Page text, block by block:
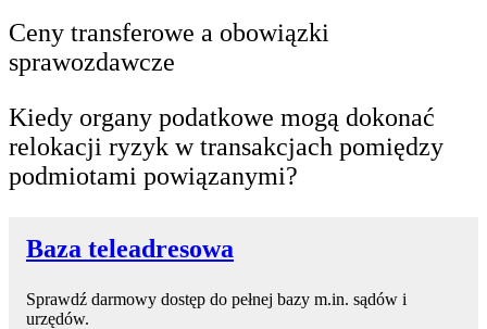
Ceny transferowe a obowiązki
sprawozdawcze
Kiedy organy podatkowe mogą dokonać
relokacji ryzyk w transakcjach pomiędzy
podmiotami powiązanymi?
Baza teleadresowa
Sprawdź darmowy dostęp do pełnej bazy m.in. sądów i
urzędów.